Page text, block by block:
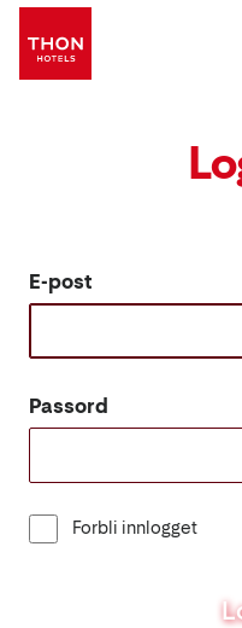
E-post
Passord
Forbli innlogget